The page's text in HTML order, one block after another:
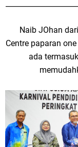
Naib JOhan
Centre paparan
ada